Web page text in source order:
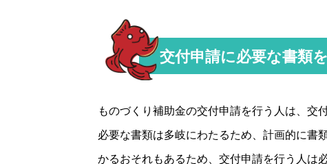
交付申請に必要な書類
ものづくり補助金の交付申請を行う人は、交
必要な書類は多岐にわたるため、計画的に書
かるおそれもあるため、交付申請を行う人は